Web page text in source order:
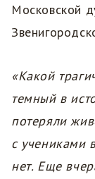
Московской
«Какой
темный в
потеряли
с учениками
нет. Еще